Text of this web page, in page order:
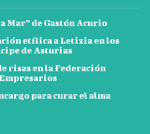
Mar” de Gastón Acurio
etílica a Letizia en los
de Asturias
risas en la Federación
para curar el alma